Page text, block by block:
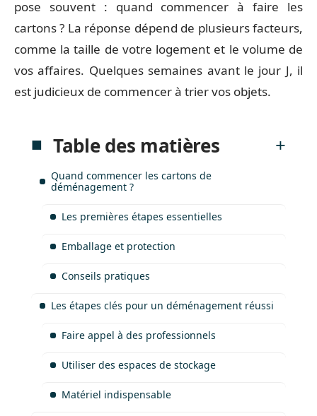
pose souvent : quand commencer à faire les
cartons ? La réponse dépend de plusieurs facteurs,
comme la taille de votre logement et le volume de
vos affaires. Quelques semaines avant le jour J, il
est judicieux de commencer à trier vos objets.
Table des matières
Quand commencer les cartons de
déménagement ?
Les premières étapes essentielles
Emballage et protection
Conseils pratiques
Les étapes clés pour un déménagement réussi
Faire appel à des professionnels
Utiliser des espaces de stockage
Matériel indispensable